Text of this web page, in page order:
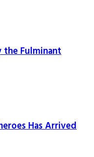
the Fulminant
Has Arrived